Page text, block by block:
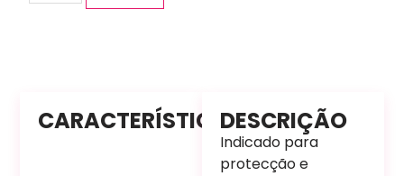
CARACTERÍSTICASDESCRIÇÃO
Indicado para
protecção e